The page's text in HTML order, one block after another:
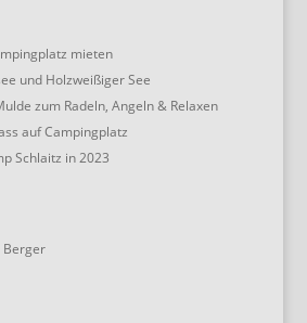
mieten
und Holzweißiger See
zum Radeln, Angeln & Relaxen
auf Campingplatz
Schlaitz in 2023
Berger